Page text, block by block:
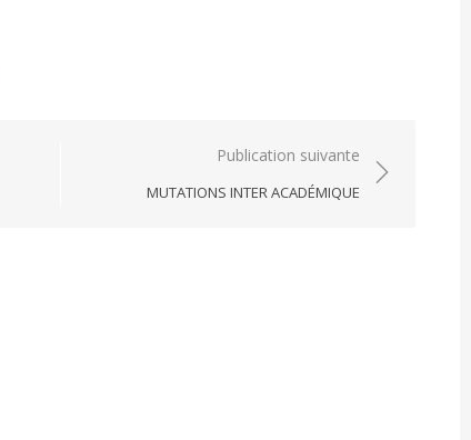
Publication suivante
MUTATIONS INTER ACADÉMIQUE